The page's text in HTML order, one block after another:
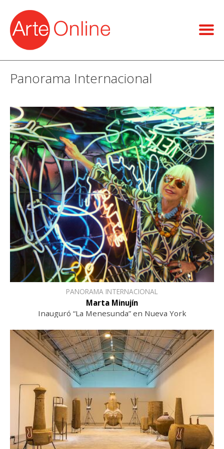
Panorama Internacional
PANORAMA INTERNACIONAL
Marta Minujín
Inauguró “La Menesunda” en Nueva York